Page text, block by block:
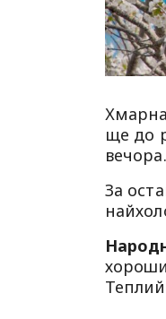
ще до
За
Теплий